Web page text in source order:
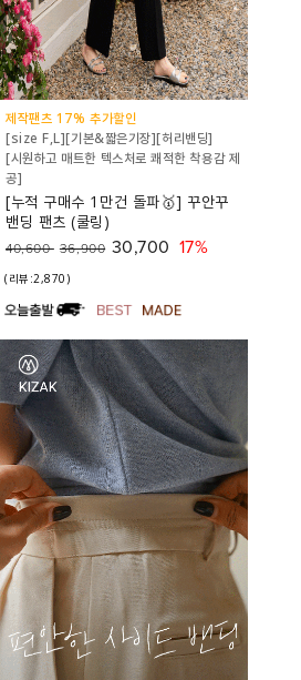
제작팬츠 17% 추가할인
[size F,L][기본&짧은기장][허리밴딩]
[시원하고 매트한 텍스처로 쾌적한 착용감 제
공]
[누적 구매수 1만건 돌파🥇] 꾸안꾸
밴딩 팬츠 (쿨링)
40,600 36,900 30,700 17%
(리뷰:2,870)